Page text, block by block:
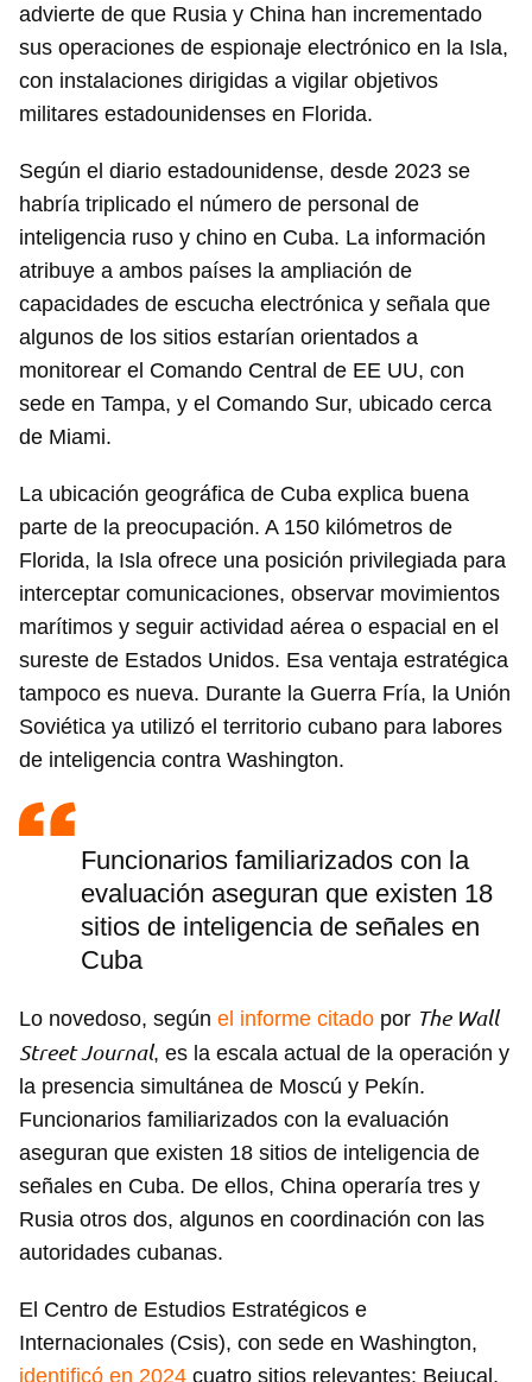
advierte de que Rusia y China han incrementado
sus operaciones de espionaje electrónico en la Isla,
con instalaciones dirigidas a vigilar objetivos
militares estadounidenses en Florida.
Según el diario estadounidense, desde 2023 se
habría triplicado el número de personal de
inteligencia ruso y chino en Cuba. La información
atribuye a ambos países la ampliación de
capacidades de escucha electrónica y señala que
algunos de los sitios estarían orientados a
monitorear el Comando Central de EE UU, con
sede en Tampa, y el Comando Sur, ubicado cerca
de Miami.
La ubicación geográfica de Cuba explica buena
parte de la preocupación. A 150 kilómetros de
Florida, la Isla ofrece una posición privilegiada para
interceptar comunicaciones, observar movimientos
marítimos y seguir actividad aérea o espacial en el
sureste de Estados Unidos. Esa ventaja estratégica
tampoco es nueva. Durante la Guerra Fría, la Unión
Soviética ya utilizó el territorio cubano para labores
de inteligencia contra Washington.
Funcionarios familiarizados con la
evaluación aseguran que existen 18
sitios de inteligencia de señales en
Cuba
Lo novedoso, según el informe citado por The Wall
Street Journal, es la escala actual de la operación y
la presencia simultánea de Moscú y Pekín.
Funcionarios familiarizados con la evaluación
aseguran que existen 18 sitios de inteligencia de
señales en Cuba. De ellos, China operaría tres y
Rusia otros dos, algunos en coordinación con las
autoridades cubanas.
El Centro de Estudios Estratégicos e
Internacionales (Csis), con sede en Washington,
identificó en 2024 cuatro sitios relevantes: Bejucal,